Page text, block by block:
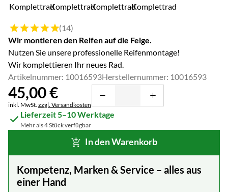
Bewertung: 5 von 5 (14 Bewertungen)
(14)
Wir montieren den Reifen auf die Felge.
Nutzen Sie unsere professionelle Reifenmontage!
Wir komplettieren Ihr neues Rad.
Artikelnummer: 10016593Herstellernummer: 10016593
45,00€
Steuerhinweis:
inkl. MwSt. zzgl. Versandkosten
Lieferzeit 5–10 Werktage
Mehr als 4 Stück verfügbar
In den Warenkorb
Kompetenz, Marken & Service – alles aus
einer Hand